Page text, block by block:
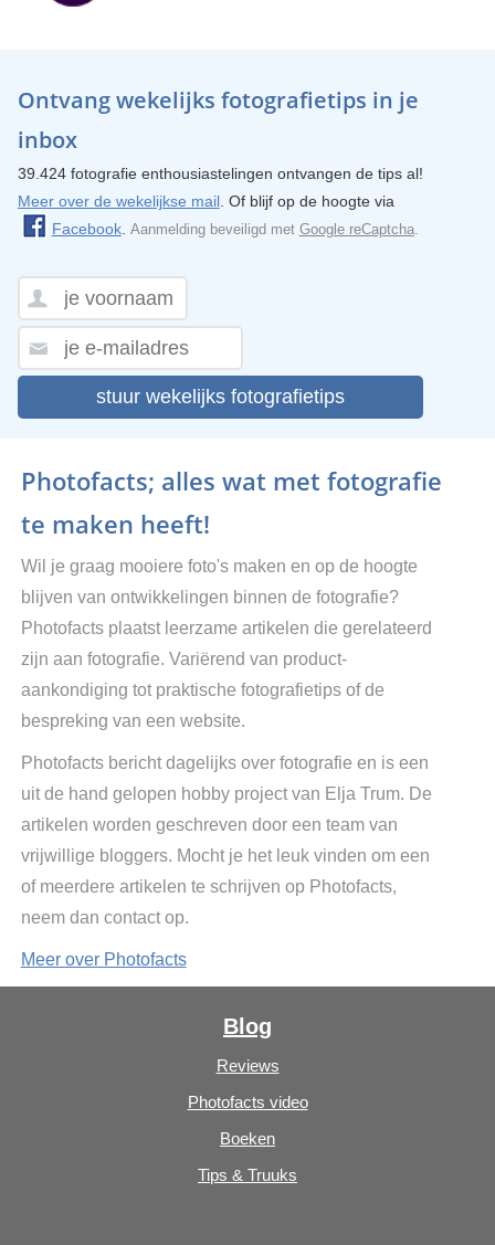
Ontvang wekelijks fotografietips in je
inbox
39.424 fotografie enthousiastelingen ontvangen de tips al!
Meer over de wekelijkse mail. Of blijf op de hoogte via
Facebook. Aanmelding beveiligd met Google reCaptcha.
stuur wekelijks fotografietips
Photofacts; alles wat met fotografie
te maken heeft!
Wil je graag mooiere foto's maken en op de hoogte
blijven van ontwikkelingen binnen de fotografie?
Photofacts plaatst leerzame artikelen die gerelateerd
zijn aan fotografie. Variërend van product-
aankondiging tot praktische fotografietips of de
bespreking van een website.
Photofacts bericht dagelijks over fotografie en is een
uit de hand gelopen hobby project van Elja Trum. De
artikelen worden geschreven door een team van
vrijwillige bloggers. Mocht je het leuk vinden om een
of meerdere artikelen te schrijven op Photofacts,
neem dan contact op.
Meer over Photofacts
Blog
Reviews
Photofacts video
Boeken
Tips & Truuks